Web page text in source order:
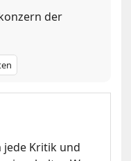
der
jede Kritik und